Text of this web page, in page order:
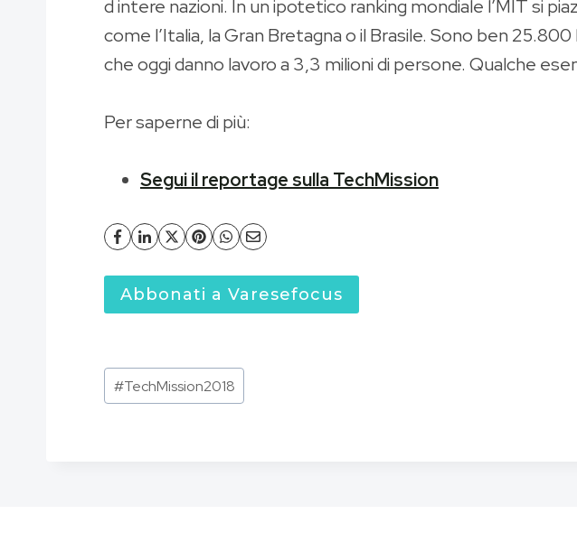
d intere nazioni. In un ipotetico ranking mondiale l’MIT si
come l’Italia, la Gran Bretagna o il Brasile. Sono ben
che oggi danno lavoro a 3,3 milioni di persone. Qualche
Per saperne di più:
Segui il reportage sulla TechMission
Abbonati a Varesefocus
Tag
articolo:
#TechMission2018